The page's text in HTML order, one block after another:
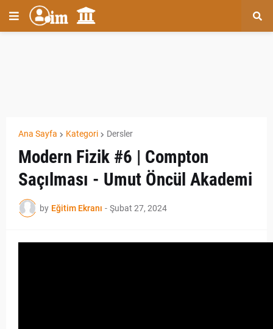
Ana Sayfa Kategori Dersler
Modern Fizik #6 | Compton
Saçılması - Umut Öncül Akademi
by Eğitim Ekranı - Şubat 27, 2024